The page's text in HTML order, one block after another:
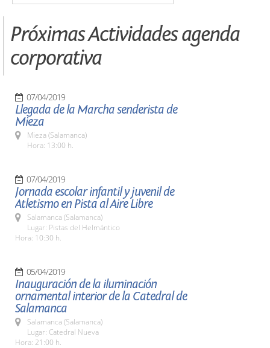
Próximas Actividades agenda
corporativa
07/04/2019
Llegada de la Marcha senderista de
Mieza
Mieza (Salamanca)
Hora: 13:00 h.
07/04/2019
Jornada escolar infantil y juvenil de
Atletismo en Pista al Aire Libre
Salamanca (Salamanca)
Lugar: Pistas del Helmántico
Hora: 10:30 h.
05/04/2019
Inauguración de la iluminación
ornamental interior de la Catedral de
Salamanca
Salamanca (Salamanca)
Lugar: Catedral Nueva
Hora: 21:00 h.